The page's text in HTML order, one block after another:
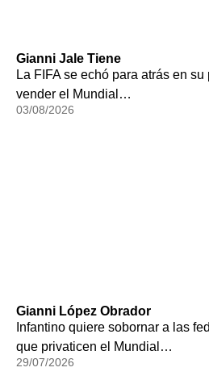
Gianni Jale Tiene
La FIFA se echó para atrás en
vender el Mundial…
03/08/2026
Gianni López Obrador
Infantino quiere sobornar a las
que privaticen el Mundial…
29/07/2026